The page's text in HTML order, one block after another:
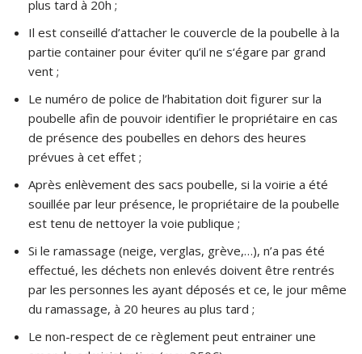
plus tard à 20h ;
Il est conseillé d’attacher le couvercle de la poubelle à la
partie container pour éviter qu’il ne s‘égare par grand
vent ;
Le numéro de police de l’habitation doit figurer sur la
poubelle afin de pouvoir identifier le propriétaire en cas
de présence des poubelles en dehors des heures
prévues à cet effet ;
Après enlèvement des sacs poubelle, si la voirie a été
souillée par leur présence, le propriétaire de la poubelle
est tenu de nettoyer la voie publique ;
Si le ramassage (neige, verglas, grève,…), n’a pas été
effectué, les déchets non enlevés doivent être rentrés
par les personnes les ayant déposés et ce, le jour même
du ramassage, à 20 heures au plus tard ;
Le non-respect de ce règlement peut entrainer une